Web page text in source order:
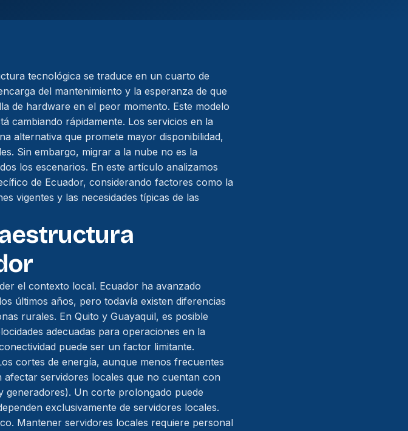
tecnológica se traduce en un cuarto de
del mantenimiento y la esperanza de que
de hardware en el peor momento. Este modelo
cambiando rápidamente. Los servicios en la
alternativa que promete mayor disponibilidad,
Sin embargo, migrar a la nube no es la
los escenarios. En este artículo analizamos
de Ecuador, considerando factores como la
vigentes y las necesidades típicas de las
el contexto local. Ecuador ha avanzado
últimos años, pero todavía existen diferencias
rurales. En Quito y Guayaquil, es posible
adecuadas para operaciones en la
puede ser un factor limitante.
cortes de energía, aunque menos frecuentes
servidores locales que no cuentan con
generadores). Un corte prolongado puede
exclusivamente de servidores locales.
Mantener servidores locales requiere personal